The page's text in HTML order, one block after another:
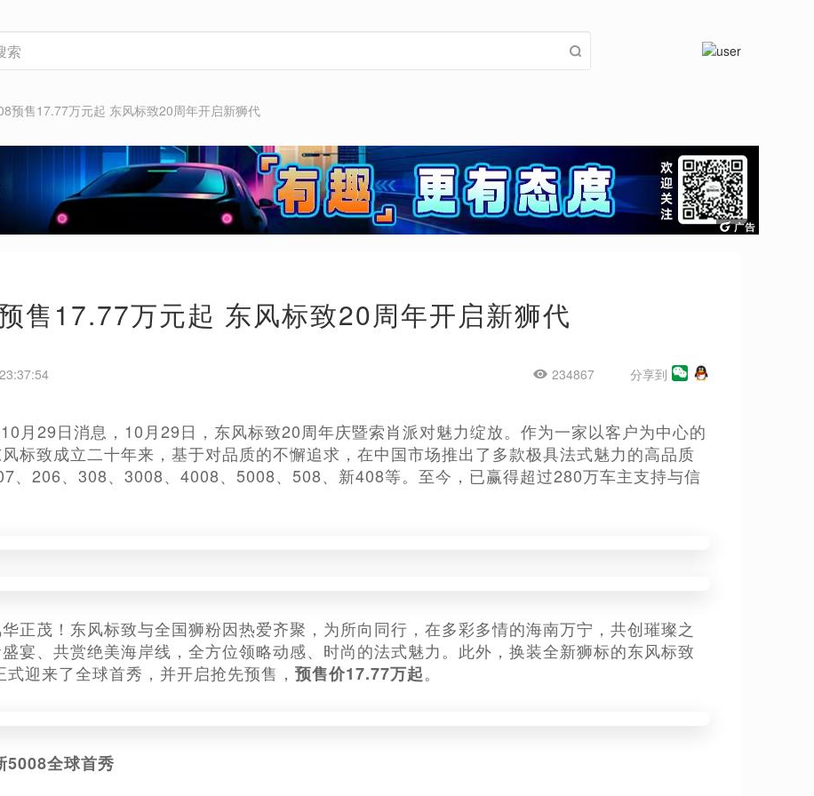
预售17.77万元起 东风标致20周年开启新狮代
售17.77万元起 东风标致20周年开启新狮代
234867 分享到
月29日消息，10月29日，东风标致20周年庆暨索肖派对魅力绽放。作为一家以客户为中心的
标致成立二十年来，基于对品质的不懈追求，在中国市场推出了多款极具法式魅力的高品质
、206、308、3008、4008、5008、508、新408等。至今，已赢得超过280万车主支持与信
正茂！东风标致与全国狮粉因热爱齐聚，为所向同行，在多彩多情的海南万宁，共创璀璨之
宴、共赏绝美海岸线，全方位领略动感、时尚的法式魅力。此外，换装全新狮标的东风标致
迎来了全球首秀，并开启抢先预售， 预售价17.77万起。
5008全球首秀